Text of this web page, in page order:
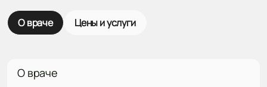
О враче Цены и услуги
О враче